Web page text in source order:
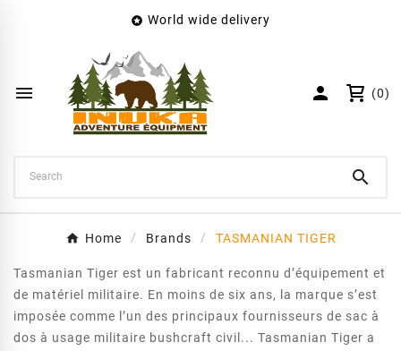
 World wide delivery
  (0)

Home Brands TASMANIAN TIGER
Tasmanian Tiger est un fabricant reconnu d’équipement et
de matériel militaire. En moins de six ans, la marque s’est
imposée comme l’un des principaux fournisseurs de sac à
dos à usage militaire bushcraft civil... Tasmanian Tiger a
Wishlist name